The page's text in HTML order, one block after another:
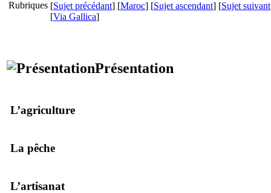
[Sujet précédant] [Maroc] [Sujet ascendant] [Sujet suivant
[Via Gallica]
Présentation
L’agriculture
La pêche
L’artisanat